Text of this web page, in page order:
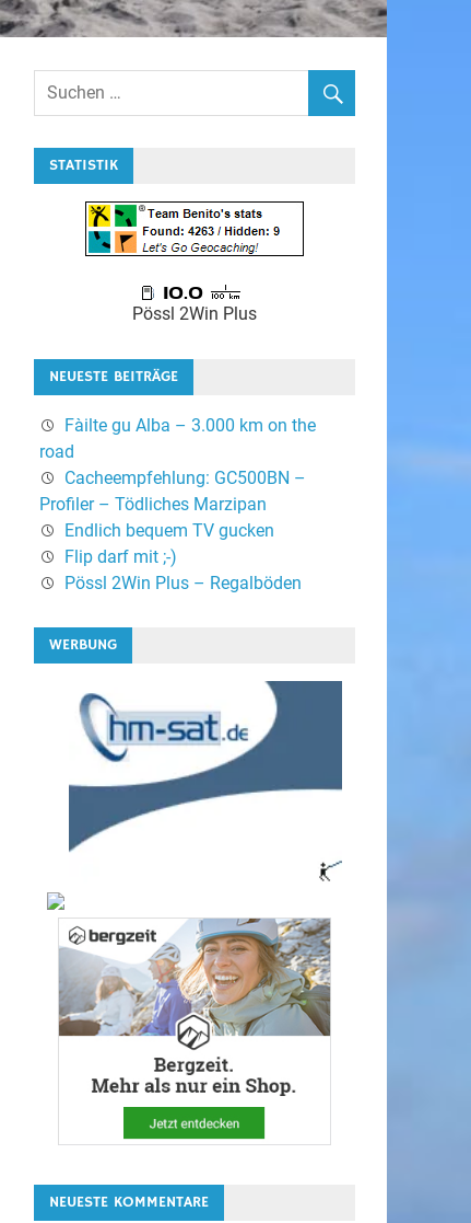
STATISTIK
Pössl 2Win Plus
NEUESTE BEITRÄGE
Fàilte gu Alba – 3.000 km on the
road
Cacheempfehlung: GC500BN –
Profiler – Tödliches Marzipan
Endlich bequem TV gucken
Flip darf mit ;-)
Pössl 2Win Plus – Regalböden
WERBUNG
NEUESTE KOMMENTARE